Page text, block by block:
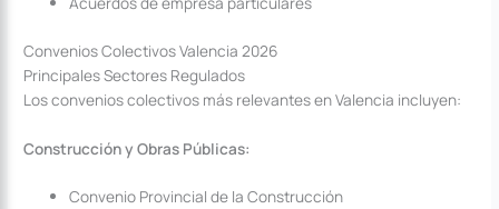
Convenios Colectivos Valencia 2026
Principales Sectores Regulados
Los convenios colectivos más relevantes en Valencia incluyen:
Construcción y Obras Públicas:
Convenio Provincial de la Construcción